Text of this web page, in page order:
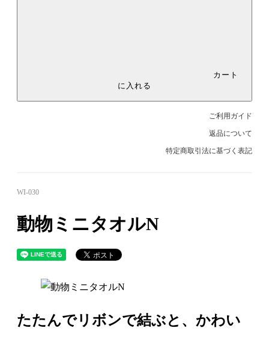
に入れる
ご利用ガイド
返品について
特定商取引法に基づく表記
WI-030
動物ミニタオルN
たたんでリボンで結ぶと、かわい